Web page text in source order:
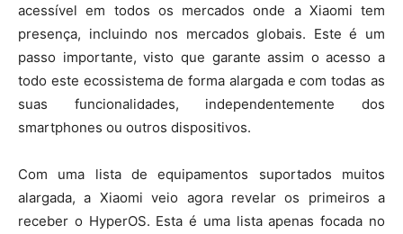
acessível em todos os mercados onde a Xiaomi tem
presença, incluindo nos mercados globais. Este é um
passo importante, visto que garante assim o acesso a
todo este ecossistema de forma alargada e com todas as
suas funcionalidades, independentemente dos
smartphones ou outros dispositivos.
Com uma lista de equipamentos suportados muitos
alargada, a Xiaomi veio agora revelar os primeiros a
receber o HyperOS. Esta é uma lista apenas focada no